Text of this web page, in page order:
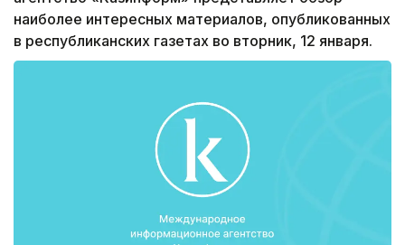
наиболее интересных материалов, опубликованных
в республиканских газетах во вторник, 12 января.